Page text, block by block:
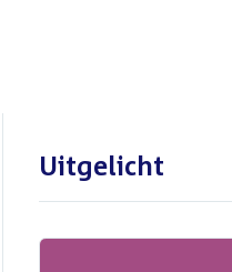
Uitgelicht